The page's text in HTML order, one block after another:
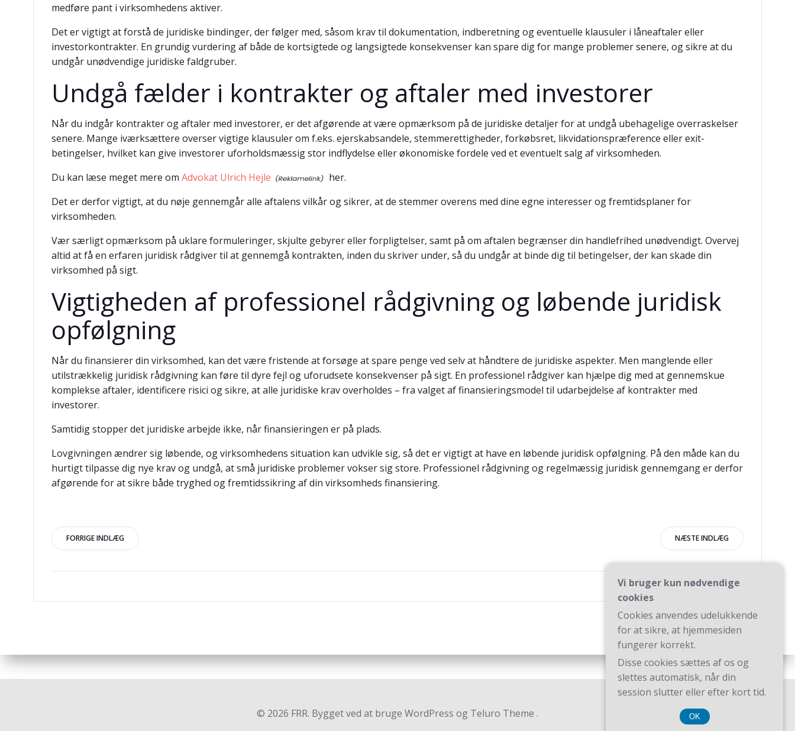
medføre pant i virksomhedens aktiver.
Det er vigtigt at forstå de juridiske bindinger, der følger med, såsom krav til dokumentation, indberetning og eventuelle klausuler i låneaftaler eller
investorkontrakter. En grundig vurdering af både de kortsigtede og langsigtede konsekvenser kan spare dig for mange problemer senere, og sikre at du
undgår unødvendige juridiske faldgruber.
Undgå fælder i kontrakter og aftaler med investorer
Når du indgår kontrakter og aftaler med investorer, er det afgørende at være opmærksom på de juridiske detaljer for at undgå ubehagelige overraskelser
senere. Mange iværksættere overser vigtige klausuler om f.eks. ejerskabsandele, stemmerettigheder, forkøbsret, likvidationspræference eller exit-
betingelser, hvilket kan give investorer uforholdsmæssig stor indflydelse eller økonomiske fordele ved et eventuelt salg af virksomheden.
Du kan læse meget mere om Advokat Ulrich Hejle
her.
Det er derfor vigtigt, at du nøje gennemgår alle aftalens vilkår og sikrer, at de stemmer overens med dine egne interesser og fremtidsplaner for
virksomheden.
Vær særligt opmærksom på uklare formuleringer, skjulte gebyrer eller forpligtelser, samt på om aftalen begrænser din handlefrihed unødvendigt. Overvej
altid at få en erfaren juridisk rådgiver til at gennemgå kontrakten, inden du skriver under, så du undgår at binde dig til betingelser, der kan skade din
virksomhed på sigt.
Vigtigheden af professionel rådgivning og løbende juridisk
opfølgning
Når du finansierer din virksomhed, kan det være fristende at forsøge at spare penge ved selv at håndtere de juridiske aspekter. Men manglende eller
utilstrækkelig juridisk rådgivning kan føre til dyre fejl og uforudsete konsekvenser på sigt. En professionel rådgiver kan hjælpe dig med at gennemskue
komplekse aftaler, identificere risici og sikre, at alle juridiske krav overholdes – fra valget af finansieringsmodel til udarbejdelse af kontrakter med
investorer.
Samtidig stopper det juridiske arbejde ikke, når finansieringen er på plads.
Lovgivningen ændrer sig løbende, og virksomhedens situation kan udvikle sig, så det er vigtigt at have en løbende juridisk opfølgning. På den måde kan du
hurtigt tilpasse dig nye krav og undgå, at små juridiske problemer vokser sig store. Professionel rådgivning og regelmæssig juridisk gennemgang er derfor
afgørende for at sikre både tryghed og fremtidssikring af din virksomheds finansiering.
Indlægsnavigation
FORRIGE INDLÆG NÆSTE INDLÆG
© 2026 FRR. Bygget ved at bruge WordPress og Teluro Theme .
Vi bruger kun nødvendige
cookies
Cookies anvendes udelukkende
for at sikre, at hjemmesiden
fungerer korrekt.
Disse cookies sættes af os og
slettes automatisk, når din
session slutter eller efter kort tid.
OK